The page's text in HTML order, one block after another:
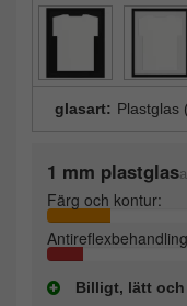
glasart: Plastglas
1 mm plastglas
Färg och kontur:
Billigt, lätt